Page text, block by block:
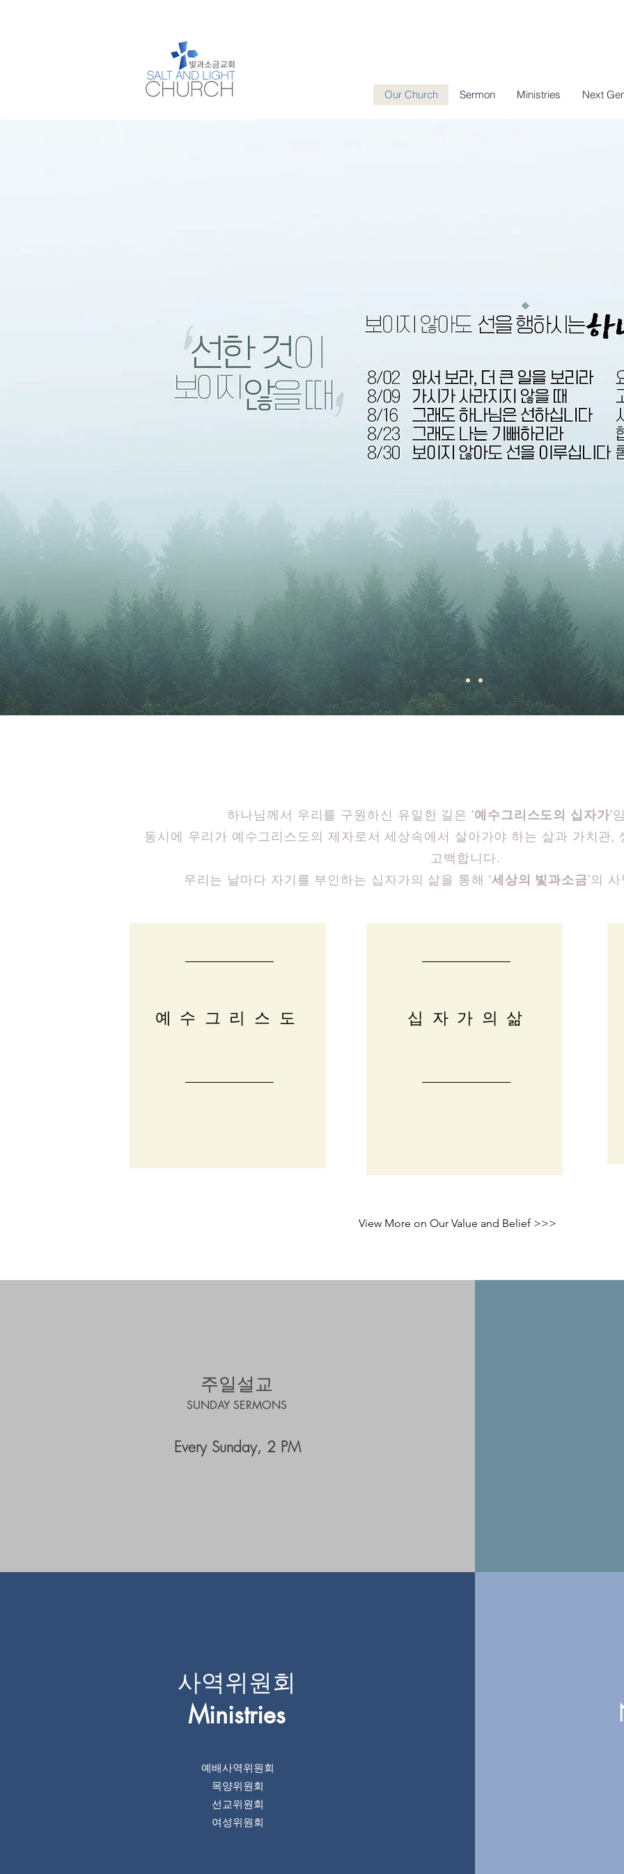
Our Church Sermon Ministries Next
예수그리스도
하나님께서 우리를 구원하신 유일한 길은 ‘예수그리스도의 십자가’
동시에 우리가 예수그리스도의 제자로서 세상속에서 살아가야 하는 삶과 가치관,
고백합니다.
우리는 날마다 자기를 부인하는 십자가의 삶을 통해 ‘세상의 빛과소금’의
예수그리스도 십자가의삶
View More on Our Value and Belief >>>
주일설교
SUNDAY SERMONS
Every Sunday, 2 PM
사역위원회
Ministries
예배사역위원회
목양위원회
선교위원회
여성위원회